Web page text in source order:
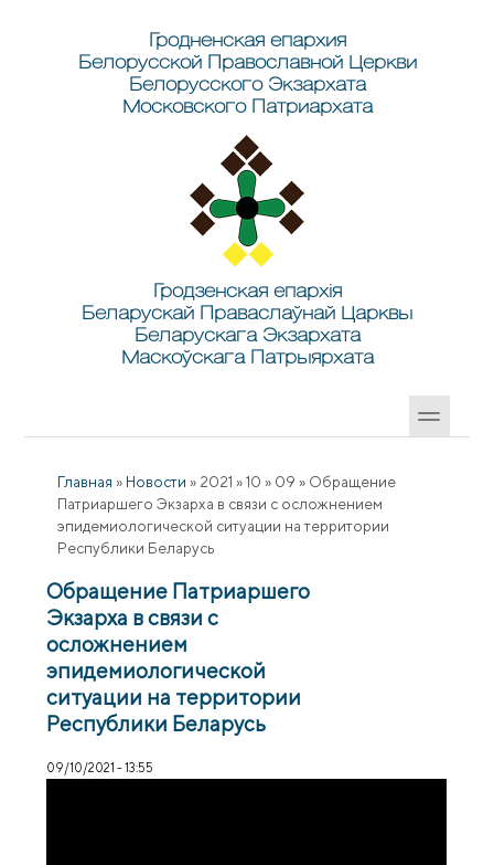
Гродненская епархия
Белорусской Православной Церкви
Белорусского Экзархата
Московского Патриархата
Гродзенская епархія
Беларускай Праваслаўнай Царквы
Беларускага Экзархата
Маскоўскага Патрыярхата
Главная » Новости » 2021 » 10 » 09 » Обращение
Патриаршего Экзарха в связи с осложнением
эпидемиологической ситуации на территории
Республики Беларусь
Обращение Патриаршего
Экзарха в связи с
осложнением
эпидемиологической
ситуации на территории
Республики Беларусь
09/10/2021 - 13:55